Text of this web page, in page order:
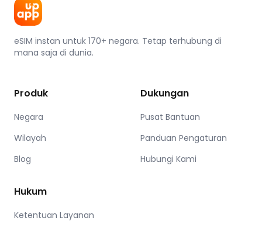
eSIM instan untuk 170+ negara. Tetap terhubung di
mana saja di dunia.
Produk
Negara
Wilayah
Blog
Dukungan
Pusat Bantuan
Panduan Pengaturan
Hubungi Kami
Hukum
Ketentuan Layanan